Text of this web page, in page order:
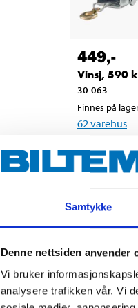
Samtykke
Denne nettsiden anvender
Vi bruker
analysere trafikken vår. Vi
449,-
Vinsj, 590
30-063
Finnes på
62varehus